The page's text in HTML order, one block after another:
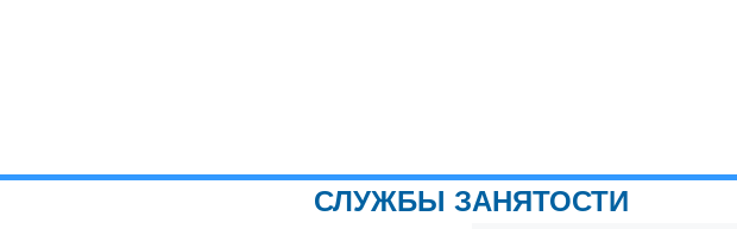
СЛУЖБЫ ЗАНЯТОСТИ